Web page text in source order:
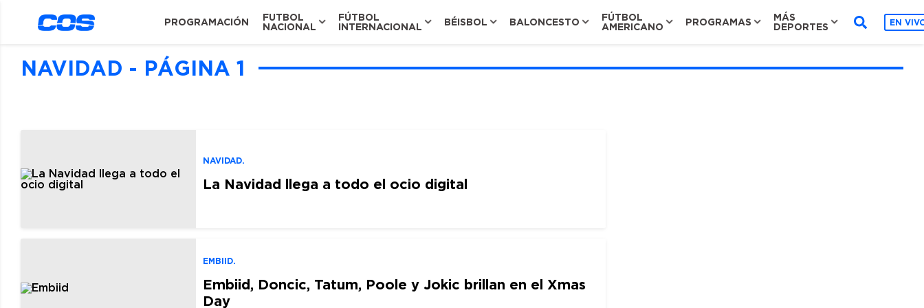
PROGRAMACIÓN
FUTBOL
NACIONAL
FÚTBOL
INTERNACIONAL
BÉISBOL BALONCESTO
FÚTBOL
AMERICANO
PROGRAMAS
MÁS
DEPORTES
EN
NAVIDAD - PÁGINA 1
NAVIDAD.
La Navidad llega a todo el ocio digital
EMBIID.
Embiid, Doncic, Tatum, Poole y Jokic brillan en el Xmas
Day